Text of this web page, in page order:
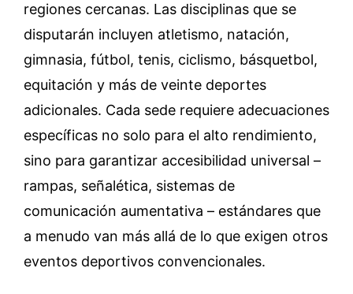
regiones cercanas. Las disciplinas que se
disputarán incluyen atletismo, natación,
gimnasia, fútbol, tenis, ciclismo, básquetbol,
equitación y más de veinte deportes
adicionales. Cada sede requiere adecuaciones
específicas no solo para el alto rendimiento,
sino para garantizar accesibilidad universal –
rampas, señalética, sistemas de
comunicación aumentativa – estándares que
a menudo van más allá de lo que exigen otros
eventos deportivos convencionales.